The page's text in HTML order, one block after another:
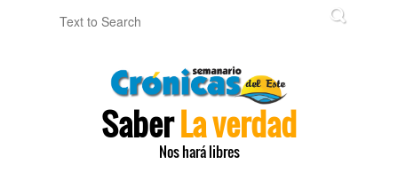
SaberLa verdad
Nos hará libres